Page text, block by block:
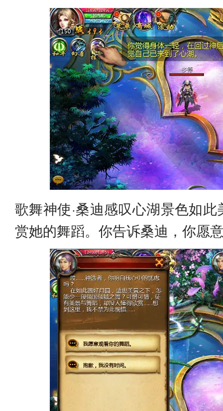
歌舞神使·桑迪感叹心湖景色如
赏她的舞蹈。你告诉桑迪，你愿